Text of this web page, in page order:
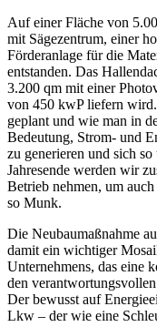
Auf einer Fläche von
mit Sägezentrum, einer
Förderanlage für die
entstanden. Das
3.200 qm mit einer
von 450 kwP liefern
geplant und wie man in
Bedeutung, Strom- und
zu generieren und sich
Jahresende werden wir
Betrieb nehmen, um
so Munk.
Die Neubaumaßnahme
damit ein wichtiger
Unternehmens, das eine
den
Der bewusst auf
Lkw – der wie eine